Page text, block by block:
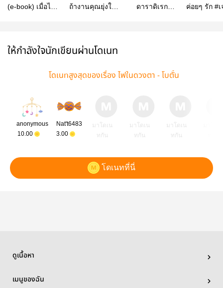
(e-book) เมื่อไหร่
ถ้างานคุณยุ่งให้
ดาราดิเรก
ค่อยๆ รัก #
ให้กำลังใจนักเขียนผ่านโดเนท
โดเนทสูงสุดของเรื่อง ไฟในดวงตา - โบตั๋น
anonymous
10.00
Nat't6483
3.00
มาโดเน
ทกัน
มาโดเน
ทกัน
มาโดเน
ทกัน
โดเนทที่นี่
ดูเนื้อหา
เมนูของฉัน